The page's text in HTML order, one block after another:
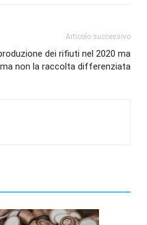
Articolo successivo
dei rifiuti nel 2020 ma
ma non la raccolta differenziata